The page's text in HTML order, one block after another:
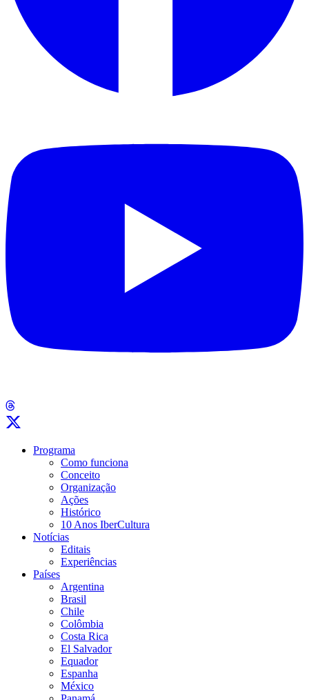
Programa
Como funciona
Conceito
Organização
Ações
Histórico
10 Anos IberCultura
Notícias
Editais
Experiências
Países
Argentina
Brasil
Chile
Colômbia
Costa Rica
El Salvador
Equador
Espanha
México